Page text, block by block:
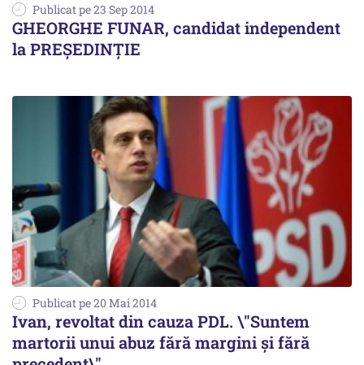
Publicat pe 23 Sep 2014
GHEORGHE FUNAR, candidat independent
la PREȘEDINȚIE
Publicat pe 20 Mai 2014
Ivan, revoltat din cauza PDL. \"Suntem
martorii unui abuz fără margini și fără